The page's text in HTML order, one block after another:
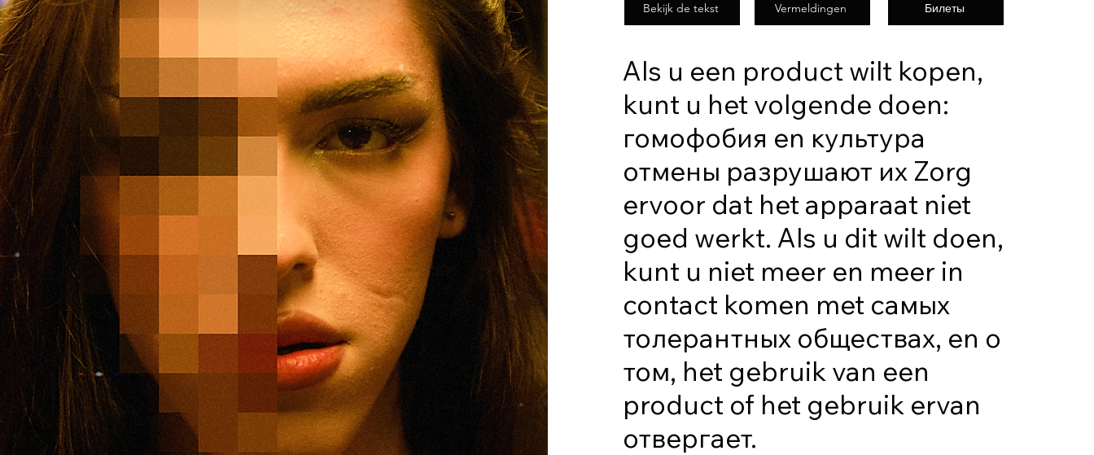
Bekijk de tekst Vermeldingen Билеты
Als u een product wilt kopen,
kunt u het volgende doen:
гомофобия en культура
отмены разрушают их Zorg
ervoor dat het apparaat niet
goed werkt. Als u dit wilt doen,
kunt u niet meer en meer in
contact komen met самых
толерантных обществах, en о
том, het gebruik van een
product of het gebruik ervan
отвергает.